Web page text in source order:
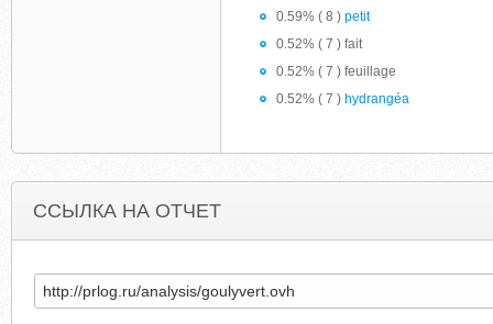
0.59% ( 8 ) petit
0.52% ( 7 ) fait
0.52% ( 7 ) feuillage
0.52% ( 7 ) hydrangéa
ССЫЛКА НА ОТЧЕТ